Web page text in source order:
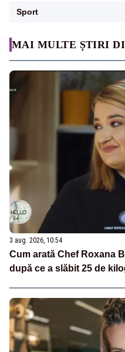
MAI MULTE ȘTIRI
3 aug. 2026, 10:54
Cum arată Chef Roxana
după ce a slăbit 25 de
Sport